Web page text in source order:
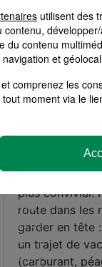
utilisent des
du contenu
et
comprenez les
moment via le